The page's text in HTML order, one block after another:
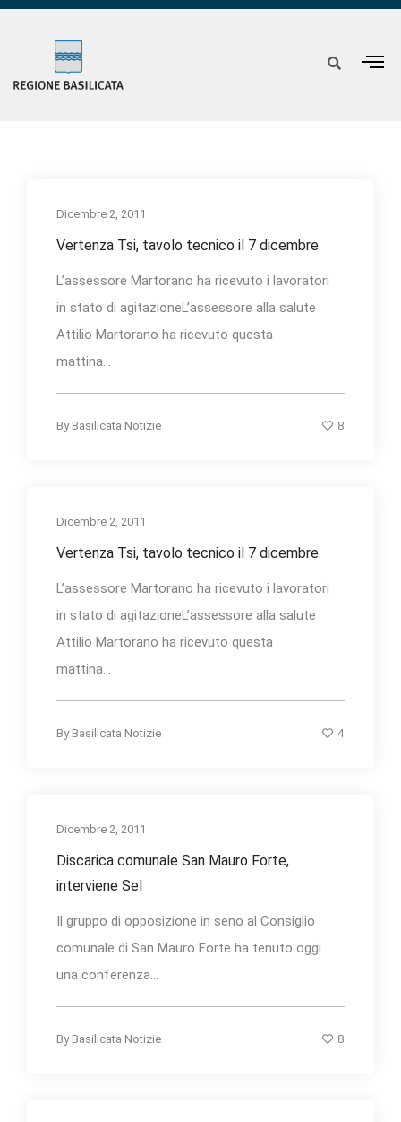
Dicembre 2, 2011
Vertenza Tsi, tavolo tecnico il 7 dicembre
L’assessore Martorano ha ricevuto i lavoratori
in stato di agitazioneL’assessore alla salute
Attilio Martorano ha ricevuto questa
mattina...
By Basilicata Notizie 8
Dicembre 2, 2011
Vertenza Tsi, tavolo tecnico il 7 dicembre
L’assessore Martorano ha ricevuto i lavoratori
in stato di agitazioneL’assessore alla salute
Attilio Martorano ha ricevuto questa
mattina...
By Basilicata Notizie 4
Dicembre 2, 2011
Discarica comunale San Mauro Forte,
interviene Sel
Il gruppo di opposizione in seno al Consiglio
comunale di San Mauro Forte ha tenuto oggi
una conferenza...
By Basilicata Notizie 8